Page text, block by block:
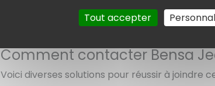
Tout accepter
Comment contacter Bensa
Voici diverses solutions pour réussir à joindre